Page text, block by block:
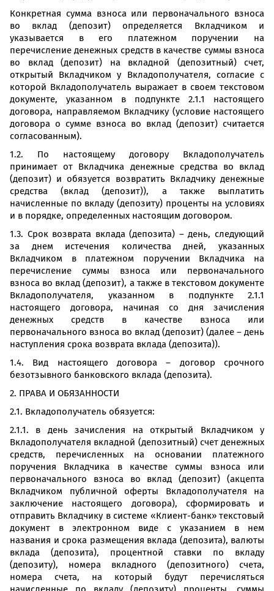
Конкретная сумма взноса или первоначального взноса
во вклад (депозит) определяется Вкладчиком и
указывается в его платежном поручении на
перечисление денежных средств в качестве суммы взноса
во вклад (депозит) на вкладной (депозитный) счет,
открытый Вкладчиком у Вкладополучателя, согласие с
которой Вкладополучатель выражает в своем текстовом
документе, указанном в подпункте 2.1.1 настоящего
договора, направляемом Вкладчику (условие настоящего
договора о сумме взноса во вклад (депозит) считается
согласованным).
1.2. По настоящему договору Вкладополучатель
принимает от Вкладчика денежные средства во вклад
(депозит) и обязуется возвратить Вкладчику денежные
средства (вклад (депозит)), а также выплатить
начисленные по вкладу (депозиту) проценты на условиях
и в порядке, определенных настоящим договором.
1.3. Срок возврата вклада (депозита) – день, следующий
за днем истечения количества дней, указанных
Вкладчиком в платежном поручении Вкладчика на
перечисление суммы взноса или первоначального
взноса во вклад (депозит), а также в текстовом документе
Вкладополучателя, указанном в подпункте 2.1.1
настоящего договора, начиная со дня зачисления
денежных средств в качестве взноса или
первоначального взноса во вклад (депозит) (далее – день
наступления срока возврата вклада (депозита)).
1.4. Вид настоящего договора – договор срочного
безотзывного банковского вклада (депозита).
2. ПРАВА И ОБЯЗАННОСТИ
2.1. Вкладополучатель обязуется:
2.1.1. в день зачисления на открытый Вкладчиком у
Вкладополучателя вкладной (депозитный) счет денежных
средств, перечисленных на основании платежного
поручения Вкладчика в качестве суммы взноса или
первоначального взноса во вклад (депозит) (акцепта
Вкладчиком публичной оферты Вкладополучателя на
заключение настоящего договора), сформировать и
отправить Вкладчику в системе «Клиент-банк» текстовый
документ в электронном виде с указанием в нем
названия и срока размещения вклада (депозита), валюты
вклада (депозита), процентной ставки по вкладу
(депозиту), номера вкладного (депозитного) счета,
номера счета, на который будут перечисляться